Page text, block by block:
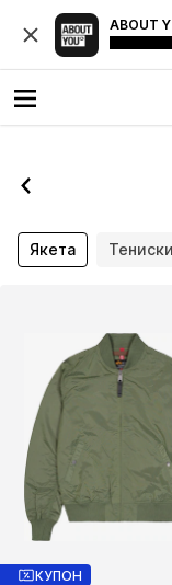
ABOUT
Якета
Тениски
КУПОН